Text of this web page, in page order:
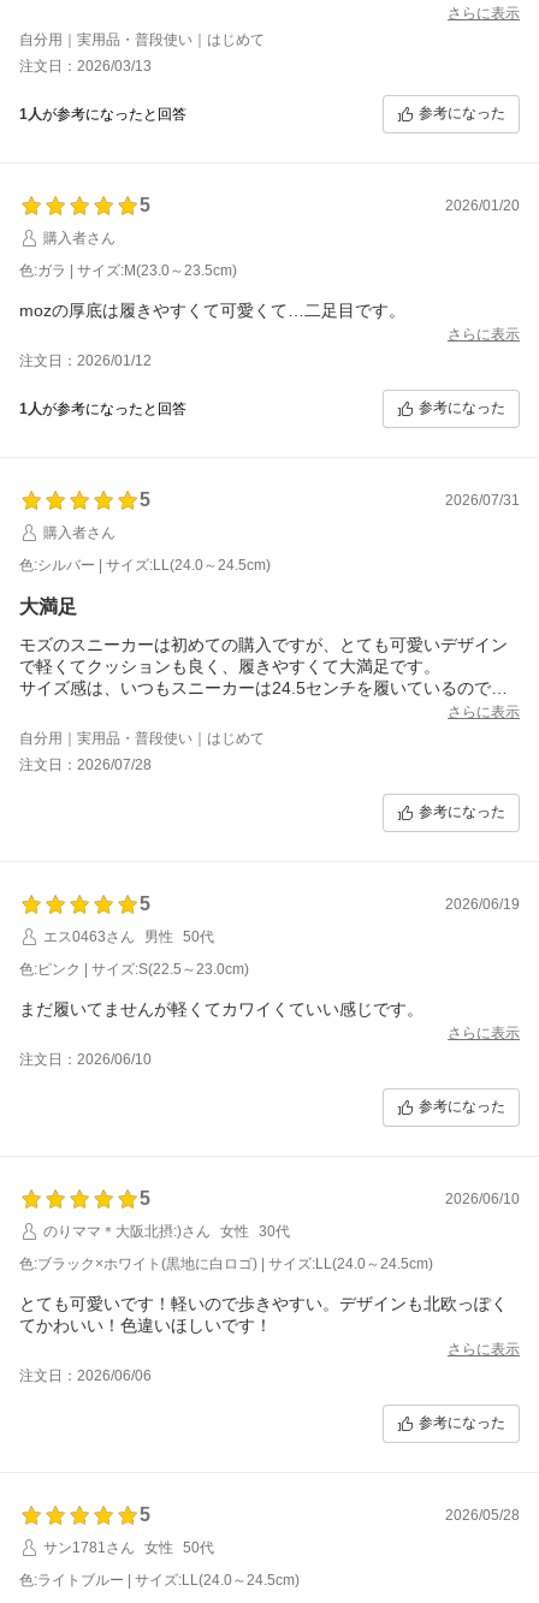
さらに表示
自分用｜実用品・普段使い｜はじめて
注文日：2026/03/13
1人が参考になったと回答 参考になった
5
2026/01/20
購入者さん
色:ガラ | サイズ:M(23.0～23.5cm)
mozの厚底は履きやすくて可愛くて…二足目です。
さらに表示
注文日：2026/01/12
1人が参考になったと回答 参考になった
5
2026/07/31
購入者さん
色:シルバー | サイズ:LL(24.0～24.5cm)
大満足
モズのスニーカーは初めての購入ですが、とても可愛いデザイン
で軽くてクッションも良く、履きやすくて大満足です。
サイズ感は、いつもスニーカーは24.5センチを履いているので、
こちらの商品はLLを購入しましたが、ちょうど良い履き心地でし
た。
色はシルバーを購入しましたが、シンプルだけどオシャレな感じ
ですごく良かったです。
さらに表示
自分用｜実用品・普段使い｜はじめて
注文日：2026/07/28
参考になった
5
2026/06/19
エス0463さん
男性
50代
色:ピンク | サイズ:S(22.5～23.0cm)
まだ履いてませんが軽くてカワイくていい感じです。
さらに表示
注文日：2026/06/10
参考になった
5
2026/06/10
のりママ＊大阪北摂:)さん
女性
30代
色:ブラック×ホワイト(黒地に白ロゴ) | サイズ:LL(24.0～24.5cm)
とても可愛いです！軽いので歩きやすい。デザインも北欧っぽく
てかわいい！色違いほしいです！
さらに表示
注文日：2026/06/06
参考になった
5
2026/05/28
サン1781さん
女性
50代
色:ライトブルー | サイズ:LL(24.0～24.5cm)